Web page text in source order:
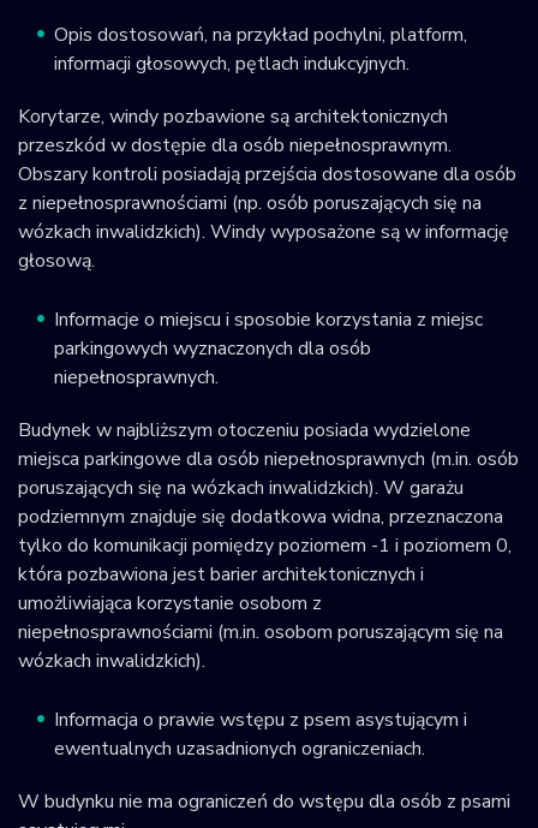
Opis dostosowań, na przykład pochylni, platform,
informacji głosowych, pętlach indukcyjnych.
Korytarze, windy pozbawione są architektonicznych
przeszkód w dostępie dla osób niepełnosprawnym.
Obszary kontroli posiadają przejścia dostosowane dla osób
z niepełnosprawnościami (np. osób poruszających się na
wózkach inwalidzkich). Windy wyposażone są w informację
głosową.
Informacje o miejscu i sposobie korzystania z miejsc
parkingowych wyznaczonych dla osób
niepełnosprawnych.
Budynek w najbliższym otoczeniu posiada wydzielone
miejsca parkingowe dla osób niepełnosprawnych (m.in. osób
poruszających się na wózkach inwalidzkich). W garażu
podziemnym znajduje się dodatkowa widna, przeznaczona
tylko do komunikacji pomiędzy poziomem -1 i poziomem 0,
która pozbawiona jest barier architektonicznych i
umożliwiająca korzystanie osobom z
niepełnosprawnościami (m.in. osobom poruszającym się na
wózkach inwalidzkich).
Informacja o prawie wstępu z psem asystującym i
ewentualnych uzasadnionych ograniczeniach.
W budynku nie ma ograniczeń do wstępu dla osób z psami